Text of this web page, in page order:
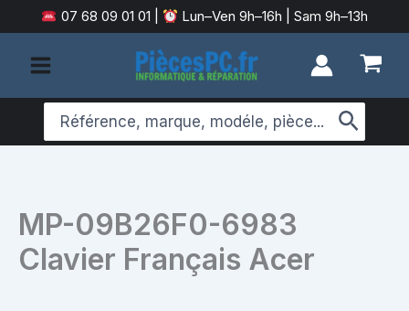
au
contenu
07 68 09 01 01 Lun–Ven 9h–16h | Sam 9h–13h
Search
for:
MP-09B26F0-6983
Clavier Français Acer